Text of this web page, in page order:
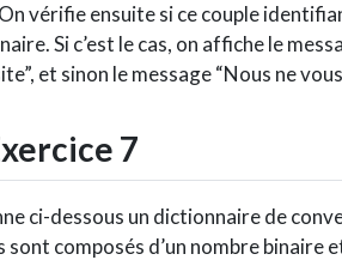
vérifie ensuite si ce couple
Si c’est le cas, on affiche le
et sinon le message “Nous ne
7
ci-dessous un dictionnaire de
sont composés d’un nombre binaire